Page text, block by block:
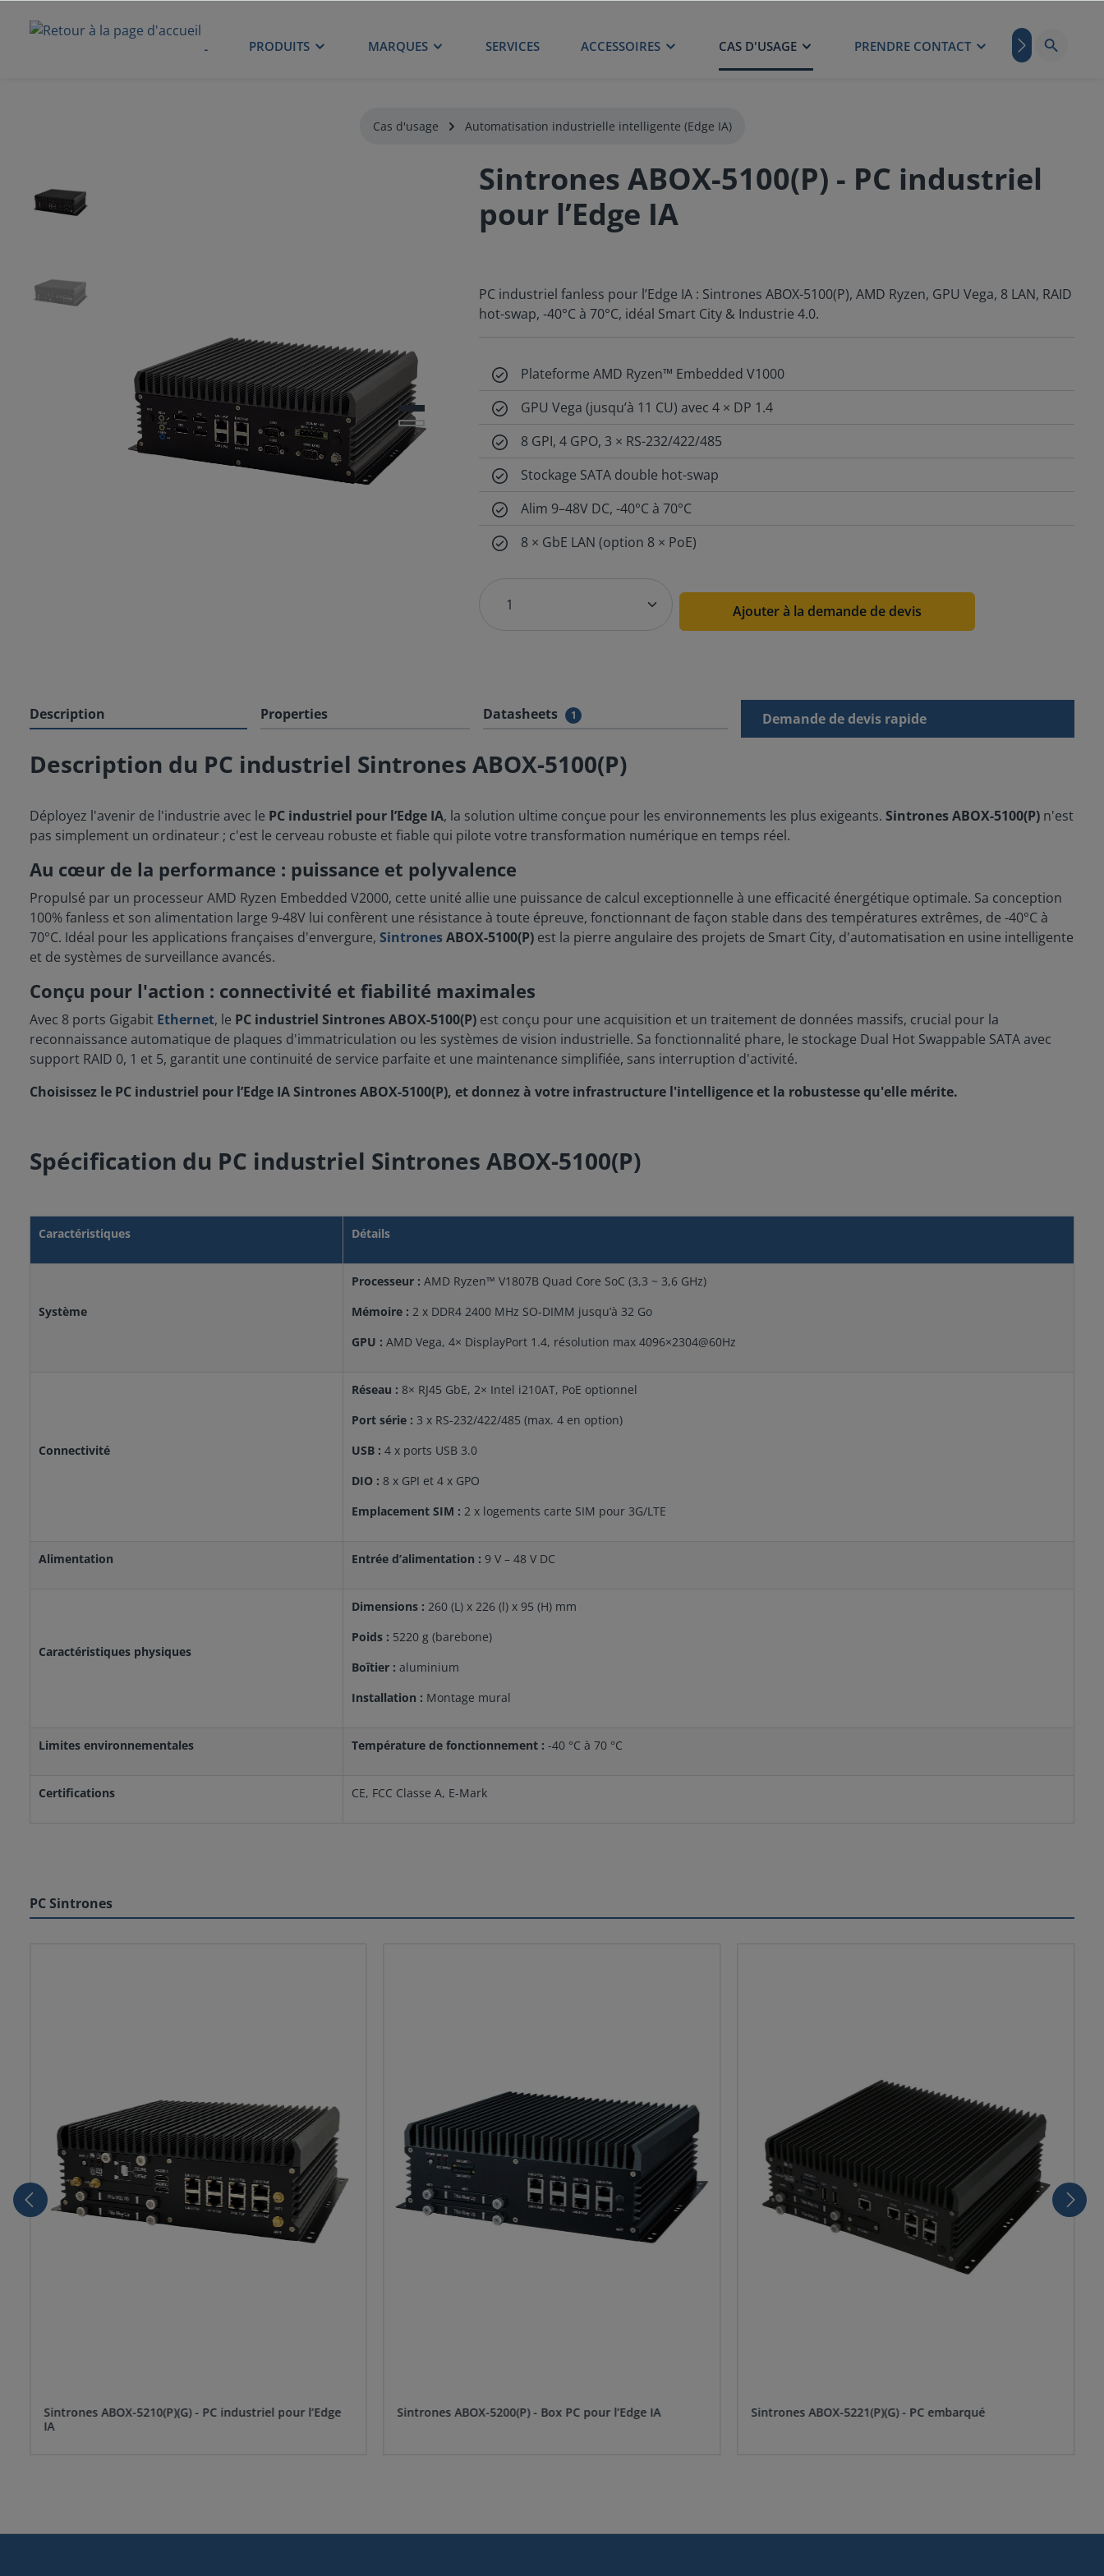
ACCUEIL PRODUITS MARQUES SERVICES ACCESSOIRES CAS D'USAGE PRENDRE CONTACT BLOG
Cas d'usage Automatisation industrielle intelligente (Edge IA)
Sintrones ABOX-5100(P) - PC industriel
pour l’Edge IA
PC industriel fanless pour l’Edge IA : Sintrones ABOX-5100(P), AMD Ryzen, GPU Vega, 8 LAN, RAID
hot-swap, -40°C à 70°C, idéal Smart City & Industrie 4.0.
Plateforme AMD Ryzen™ Embedded V1000
GPU Vega (jusqu’à 11 CU) avec 4 × DP 1.4
8 GPI, 4 GPO, 3 × RS-232/422/485
Stockage SATA double hot-swap
Alim 9–48V DC, -40°C à 70°C
8 × GbE LAN (option 8 × PoE)
Ajouter à la demande de devis
Description Properties Datasheets 1 Demande de devis rapide
Description du PC industriel Sintrones ABOX-5100(P)
Déployez l'avenir de l'industrie avec le PC industriel pour l’Edge IA, la solution ultime conçue pour les environnements les plus exigeants. Sintrones ABOX-5100(P) n'est
pas simplement un ordinateur ; c'est le cerveau robuste et fiable qui pilote votre transformation numérique en temps réel.
Au cœur de la performance : puissance et polyvalence
Propulsé par un processeur AMD Ryzen Embedded V2000, cette unité allie une puissance de calcul exceptionnelle à une efficacité énergétique optimale. Sa conception
100% fanless et son alimentation large 9-48V lui confèrent une résistance à toute épreuve, fonctionnant de façon stable dans des températures extrêmes, de -40°C à
70°C. Idéal pour les applications françaises d'envergure, SintronesABOX-5100(P) est la pierre angulaire des projets de Smart City, d'automatisation en usine intelligente
et de systèmes de surveillance avancés.
Conçu pour l'action : connectivité et fiabilité maximales
Avec 8 ports Gigabit Ethernet, le PC industriel Sintrones ABOX-5100(P) est conçu pour une acquisition et un traitement de données massifs, crucial pour la
reconnaissance automatique de plaques d'immatriculation ou les systèmes de vision industrielle. Sa fonctionnalité phare, le stockage Dual Hot Swappable SATA avec
support RAID 0, 1 et 5, garantit une continuité de service parfaite et une maintenance simplifiée, sans interruption d'activité.
Choisissez le PC industriel pour l’Edge IA Sintrones ABOX-5100(P), et donnez à votre infrastructure l'intelligence et la robustesse qu'elle mérite.
Spécification du PC industriel Sintrones ABOX-5100(P)
Caractéristiques Détails
Système
Processeur : AMD Ryzen™ V1807B Quad Core SoC (3,3 ~ 3,6 GHz)
Mémoire : 2 x DDR4 2400 MHz SO-DIMM jusqu’à 32 Go
GPU : AMD Vega, 4× DisplayPort 1.4, résolution max 4096×2304@60Hz
Connectivité
Réseau : 8× RJ45 GbE, 2× Intel i210AT, PoE optionnel
Port série : 3 x RS-232/422/485 (max. 4 en option)
USB : 4 x ports USB 3.0
DIO : 8 x GPI et 4 x GPO
Emplacement SIM : 2 x logements carte SIM pour 3G/LTE
Alimentation Entrée d’alimentation : 9 V – 48 V DC
Caractéristiques physiques
Dimensions : 260 (L) x 226 (l) x 95 (H) mm
Poids : 5220 g (barebone)
Boîtier : aluminium
Installation : Montage mural
Limites environnementales Température de fonctionnement : -40 °C à 70 °C
Certifications CE, FCC Classe A, E-Mark
PC Sintrones
Sintrones ABOX-5210(P)(G) - PC industriel pour l’Edge
IA
Sintrones ABOX-5200(P) - Box PC pour l’Edge IA Sintrones ABOX-5221(P)(G) - PC embarqué